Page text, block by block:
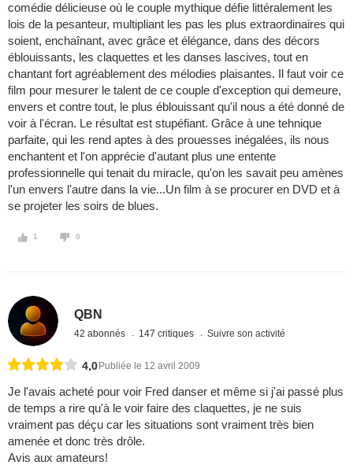
comédie délicieuse où le couple mythique défie littéralement les
lois de la pesanteur, multipliant les pas les plus extraordinaires qui
soient, enchaînant, avec grâce et élégance, dans des décors
éblouissants, les claquettes et les danses lascives, tout en
chantant fort agréablement des mélodies plaisantes. Il faut voir ce
film pour mesurer le talent de ce couple d'exception qui demeure,
envers et contre tout, le plus éblouissant qu'il nous a été donné de
voir à l'écran. Le résultat est stupéfiant. Grâce à une tehnique
parfaite, qui les rend aptes à des prouesses inégalées, ils nous
enchantent et l'on apprécie d'autant plus une entente
professionnelle qui tenait du miracle, qu'on les savait peu amènes
l'un envers l'autre dans la vie...Un film à se procurer en DVD et à
se projeter les soirs de blues.
1 0
QBN
42 abonnés 147 critiques Suivre son activité
4,0 Publiée le 12 avril 2009
Je l'avais acheté pour voir Fred danser et même si j'ai passé plus
de temps a rire qu'à le voir faire des claquettes, je ne suis
vraiment pas déçu car les situations sont vraiment très bien
amenée et donc très drôle.
Avis aux amateurs!